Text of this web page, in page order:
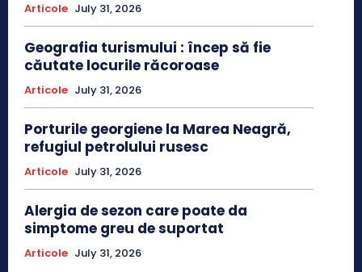
Articole July 31, 2026
Geografia turismului : încep să fie
căutate locurile răcoroase
Articole July 31, 2026
Porturile georgiene la Marea Neagră,
refugiul petrolului rusesc
Articole July 31, 2026
Alergia de sezon care poate da
simptome greu de suportat
Articole July 31, 2026